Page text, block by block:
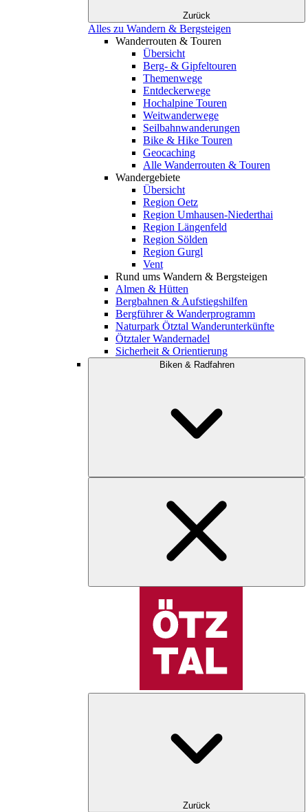
Zurück
Alles zu Wandern & Bergsteigen
Wanderrouten & Touren
Übersicht
Berg- & Gipfeltouren
Themenwege
Entdeckerwege
Hochalpine Touren
Weitwanderwege
Seilbahnwanderungen
Bike & Hike Touren
Geocaching
Alle Wanderrouten & Touren
Wandergebiete
Übersicht
Region Oetz
Region Umhausen-Niederthai
Region Längenfeld
Region Sölden
Region Gurgl
Vent
Rund ums Wandern & Bergsteigen
Almen & Hütten
Bergbahnen & Aufstiegshilfen
Bergführer & Wanderprogramm
Naturpark Ötztal Wanderunterkünfte
Ötztaler Wandernadel
Sicherheit & Orientierung
Biken & Radfahren
Zurück